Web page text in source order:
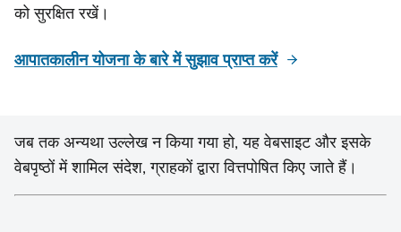
को सुरक्षित रखें।
आपातकालीन योजना के बारे में सुझाव प्राप्त करें
जब तक अन्यथा उल्लेख न किया गया हो, यह वेबसाइट और इसके
वेबपृष्ठों में शामिल संदेश, ग्राहकों द्वारा वित्तपोषित किए जाते हैं।